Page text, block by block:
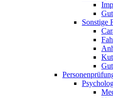
Sonstige